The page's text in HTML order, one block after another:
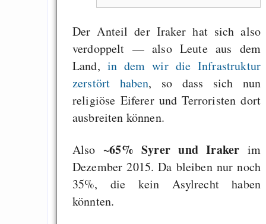
Der Anteil der Iraker hat sich also
verdoppelt — also Leute aus dem
Land, in dem wir die Infrastruktur
zerstört haben, so dass sich nun
religiöse Eiferer und Terroristen dort
ausbreiten können.
Also~65% Syrer und Iraker im
Dezember 2015. Da bleiben nur noch
35%, die kein Asylrecht haben
könnten.